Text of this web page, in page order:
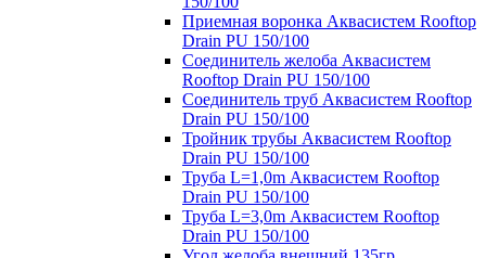
Приемная воронка Аквасистем Rooftop
Drain PU 150/100
Соединитель желоба Аквасистем
Rooftop Drain PU 150/100
Соединитель труб Аквасистем Rooftop
Drain PU 150/100
Тройник трубы Аквасистем Rooftop
Drain PU 150/100
Труба L=1,0m Аквасистем Rooftop
Drain PU 150/100
Труба L=3,0m Аквасистем Rooftop
Drain PU 150/100